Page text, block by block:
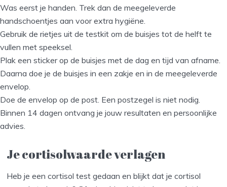
Was eerst je handen. Trek dan de meegeleverde
handschoentjes aan voor extra hygiëne.
Gebruik de rietjes uit de testkit om de buisjes tot de helft te
vullen met speeksel.
Plak een sticker op de buisjes met de dag en tijd van afname.
Daarna doe je de buisjes in een zakje en in de meegeleverde
envelop.
Doe de envelop op de post. Een postzegel is niet nodig.
Binnen 14 dagen ontvang je jouw resultaten en persoonlijke
advies.
Je cortisolwaarde verlagen
Heb je een cortisol test gedaan en blijkt dat je cortisol